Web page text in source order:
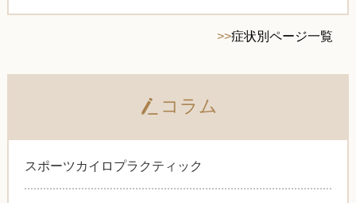
>>症状別ページ一覧
コラム
スポーツカイロプラクティック